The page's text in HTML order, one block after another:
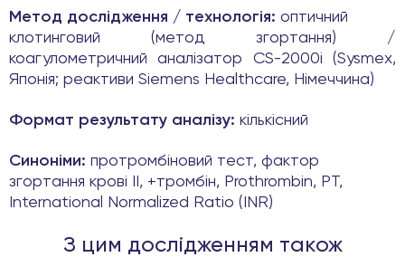
Метод дослідження / технологія: оптичний
клотинговий (метод згортання) /
коагулометричний аналізатор CS-2000i (Sysmex,
Японія; реактиви Siemens Healthcare, Німеччина)
Формат результату аналізу: кількісний
Синоніми: протромбіновий тест, фактор
згортання крові ІІ, +тромбін, Prothrombin, PT,
International Normalized Ratio (INR)
З цим дослідженням також